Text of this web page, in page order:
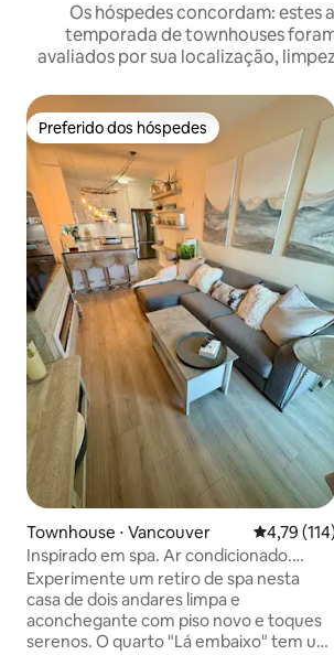
Os hóspedes concordam: estes
temporada de townhouses
avaliados por sua localização,
Preferido dos hóspedes
Preferido dos hóspedes
Townhouse ⋅ Vancouver 4,79 de
4,79
Inspirado em spa. Ar condicionado.
Refúgio ultra limpo.
Experimente um retiro de spa nesta
casa de dois andares limpa e
aconchegante com piso novo e toques
serenos. O quarto "Lá embaixo" tem um